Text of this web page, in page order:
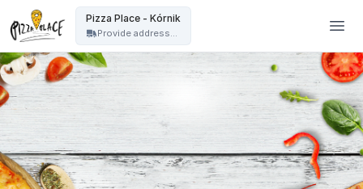
Pizza Place - Kórnik
Provide address...